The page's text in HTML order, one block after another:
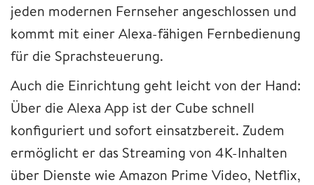
jeden modernen Fernseher angeschlossen und
kommt mit einer Alexa-fähigen Fernbedienung
für die Sprachsteuerung.
Auch die Einrichtung geht leicht von der Hand:
Über die Alexa App ist der Cube schnell
konfiguriert und sofort einsatzbereit. Zudem
ermöglicht er das Streaming von 4K-Inhalten
über Dienste wie Amazon Prime Video, Netflix,